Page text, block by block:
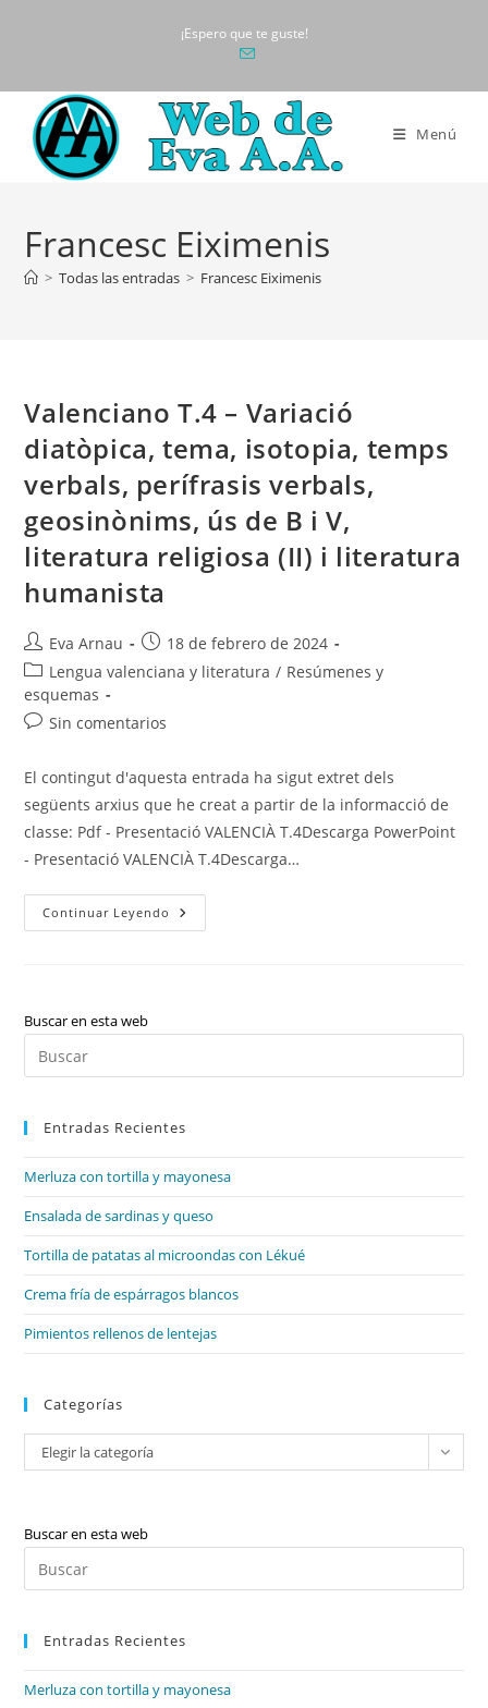
¡Espero que te guste!
Menú
Francesc Eiximenis
> Todas las entradas > Francesc Eiximenis
Valenciano T.4 – Variació
diatòpica, tema, isotopia, temps
verbals, perífrasis verbals,
geosinònims, ús de B i V,
literatura religiosa (II) i literatura
humanista
Autor
de
la
entrada:
Eva Arnau
Publicación
de
18 de febrero de 2024
Categoría
de
la
Lengua valenciana y literatura / Resúmenes y
esquemas
Comentarios
la
entrada:
Sin comentarios
El contingut d'aquesta entrada ha sigut extret dels
següents arxius que he creat a partir de la informacció de
classe: Pdf - Presentació VALENCIÀ T.4Descarga PowerPoint
- Presentació VALENCIÀ T.4Descarga…
Continuar Leyendo Valenciano
T.4
Verbals,
Geosinònims,
B
Literatura
Religiosa
I
Humanista
Buscar en esta web
Entradas Recientes
Merluza con tortilla y mayonesa
Ensalada de sardinas y queso
Tortilla de patatas al microondas con Lékué
Crema fría de espárragos blancos
Pimientos rellenos de lentejas
Categorías
Categorías
Elegir la categoría
Buscar en esta web
Entradas Recientes
Merluza con tortilla y mayonesa